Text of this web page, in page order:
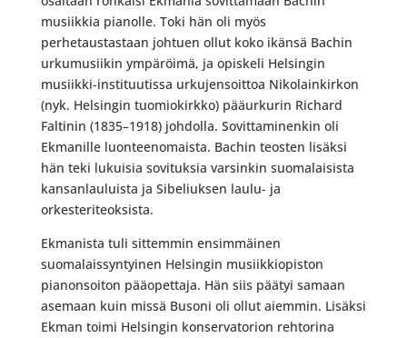
musiikkia pianolle. Toki hän oli myös
perhetaustastaan johtuen ollut koko ikänsä Bachin
urkumusiikin ympäröimä, ja opiskeli Helsingin
musiikki-instituutissa urkujensoittoa Nikolainkirkon
(nyk. Helsingin tuomiokirkko) pääurkurin Richard
Faltinin (1835–1918) johdolla. Sovittaminenkin oli
Ekmanille luonteenomaista. Bachin teosten lisäksi
hän teki lukuisia sovituksia varsinkin suomalaisista
kansanlauluista ja Sibeliuksen laulu- ja
orkesteriteoksista.
Ekmanista tuli sittemmin ensimmäinen
suomalaissyntyinen Helsingin musiikkiopiston
pianonsoiton pääopettaja. Hän siis päätyi samaan
asemaan kuin missä Busoni oli ollut aiemmin. Lisäksi
Ekman toimi Helsingin konservatorion rehtorina